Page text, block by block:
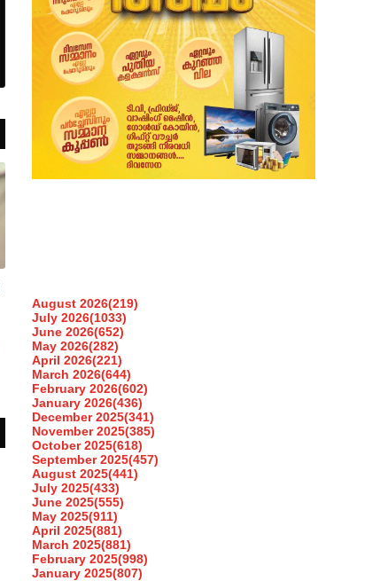
August 2026(219)
July 2026(1033)
June 2026(652)
May 2026(282)
April 2026(221)
March 2026(644)
February 2026(602)
January 2026(436)
December 2025(341)
November 2025(385)
October 2025(618)
September 2025(457)
August 2025(441)
July 2025(433)
June 2025(555)
May 2025(911)
April 2025(881)
March 2025(881)
February 2025(998)
January 2025(807)